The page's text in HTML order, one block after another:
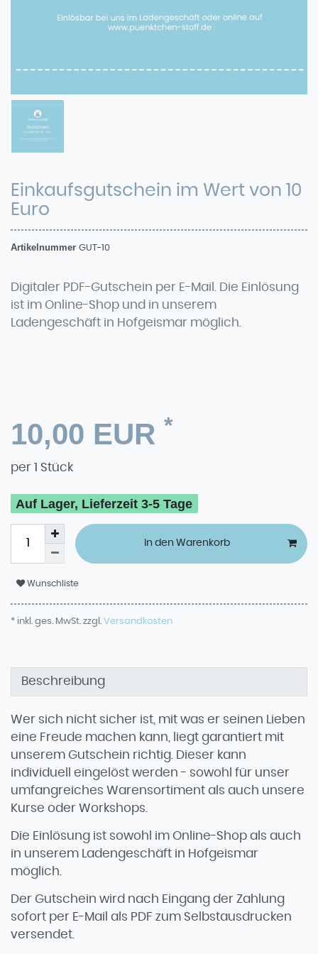
Einkaufsgutschein im Wert von 10
Euro
Artikelnummer GUT-10
Digitaler PDF-Gutschein per E-Mail. Die Einlösung
ist im Online-Shop und in unserem
Ladengeschäft in Hofgeismar möglich.
10,00 EUR *
per 1 Stück
Auf Lager, Lieferzeit 3-5 Tage
In den Warenkorb
Wunschliste
* inkl. ges. MwSt. zzgl. Versandkosten
Beschreibung
Wer sich nicht sicher ist, mit was er seinen Lieben
eine Freude machen kann, liegt garantiert mit
unserem Gutschein richtig. Dieser kann
individuell eingelöst werden - sowohl für unser
umfangreiches Warensortiment als auch unsere
Kurse oder Workshops.
Die Einlösung ist sowohl im Online-Shop als auch
in unserem Ladengeschäft in Hofgeismar
möglich.
Der Gutschein wird nach Eingang der Zahlung
sofort per E-Mail als PDF zum Selbstausdrucken
versendet.